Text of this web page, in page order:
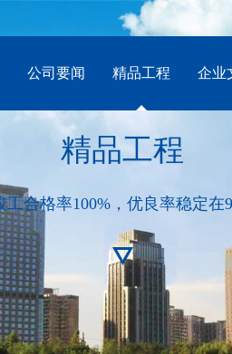
企业
精品工程
公司要闻
精品工程
工合格率100%，优良率稳定在